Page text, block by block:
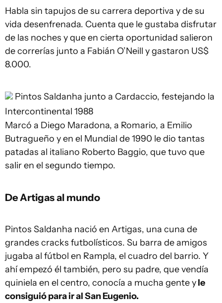
Habla sin tapujos de su carrera deportiva y de su
vida desenfrenada. Cuenta que le gustaba disfrutar
de las noches y que en cierta oportunidad salieron
de correrías junto a Fabián O’Neill y gastaron US$
8.000.
Pintos Saldanha junto a Cardaccio, festejando la
Intercontinental 1988
Marcó a Diego Maradona, a Romario, a Emilio
Butragueño y en el Mundial de 1990 le dio tantas
patadas al italiano Roberto Baggio, que tuvo que
salir en el segundo tiempo.
De Artigas al mundo
Pintos Saldanha nació en Artigas, una cuna de
grandes cracks futbolísticos. Su barra de amigos
jugaba al fútbol en Rampla, el cuadro del barrio. Y
ahí empezó él también, pero su padre, que vendía
quiniela en el centro, conocía a mucha gente yle
consiguió para ir al San Eugenio.